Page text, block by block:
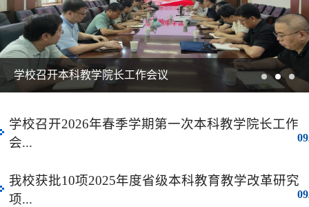
学校召开本科教学院长工作会议
学校召开2026年春季学期第一次本科教学院长工作
会...
09
我校获批10项2025年度省级本科教育教学改革研究
项...
09